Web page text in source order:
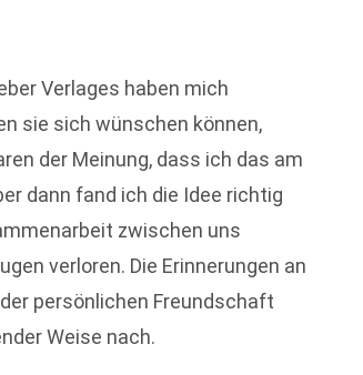
Verlages haben mich
sie sich wünschen können,
der Meinung, dass ich das am
dann fand ich die Idee richtig
zwischen uns
verloren. Die Erinnerungen an
persönlichen Freundschaft
Weise nach.